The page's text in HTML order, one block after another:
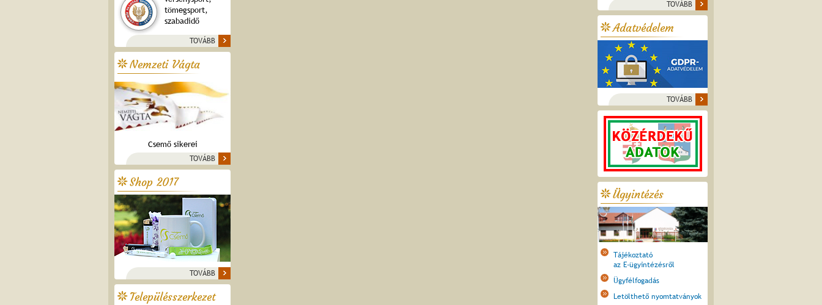
tömegsport,
szabadidő
TOVÁBB
Nemzeti Vágta
Csemő sikerei
TOVÁBB
Shop 2017
TOVÁBB
Településszerkezet
TOVÁBB
Adatvédelem
TOVÁBB
Ügyintézés
Tájékoztató
az E-ügyintézésről
Ügyfélfogadás
Letölthető nyomtatványok